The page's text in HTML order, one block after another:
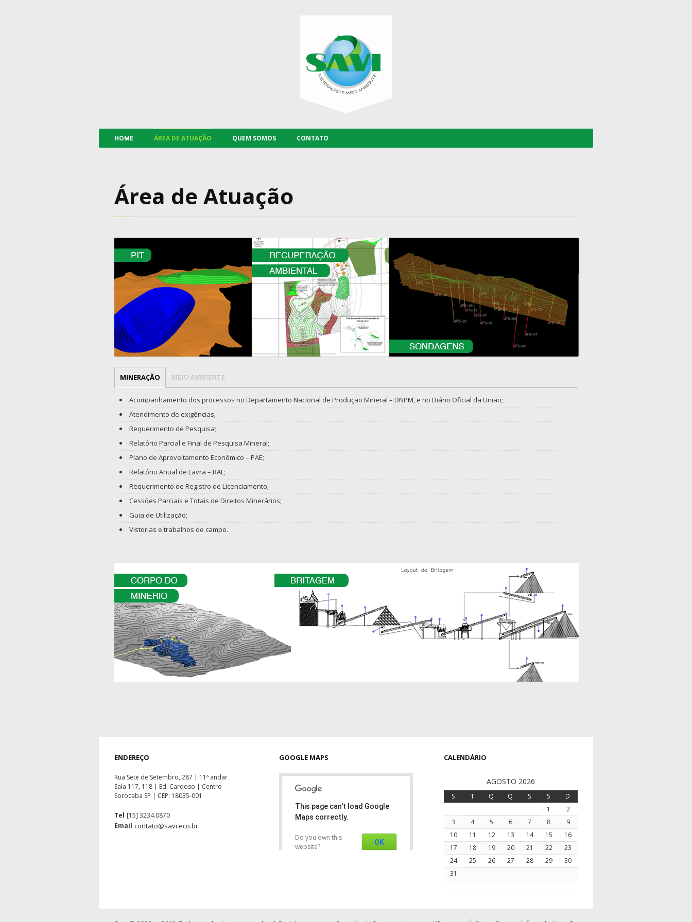
HOME ÁREA DE ATUAÇÃO QUEM SOMOS CONTATO
Área de Atuação
MINERAÇÃO MEIO AMBIENTE
Acompanhamento dos processos no Departamento Nacional de Produção Mineral – DNPM, e no Diário Oficial da União;
Atendimento de exigências;
Requerimento de Pesquisa;
Relatório Parcial e Final de Pesquisa Mineral;
Plano de Aproveitamento Econômico – PAE;
Relatório Anual de Lavra – RAL;
Requerimento de Registro de Licenciamento;
Cessões Parciais e Totais de Direitos Minerários;
Guia de Utilização;
Vistorias e trabalhos de campo.
ENDEREÇO
Rua Sete de Setembro, 287 | 11º andar
Sala 117, 118 | Ed. Cardoso | Centro
Sorocaba SP | CEP: 18035-001
Tel [15] 3234.0870
Email contato@savi.eco.br
GOOGLE MAPS
This page can't load Google
Maps correctly.
Do you own this
website?
OK
CALENDÁRIO
AGOSTO 2026
S T Q Q S S
D
1
2
3
4 5 6 7 8
9
10
11 12 13 14 15
16
17
18 19 20 21 22
23
24
25 26 27 28 29
30
31